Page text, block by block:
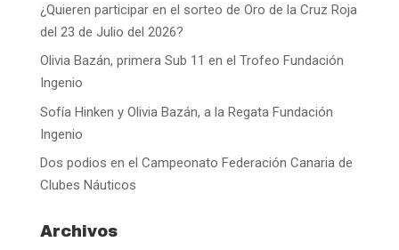
¿Quieren participar en el sorteo de Oro de la Cruz Roja
del 23 de Julio del 2026?
Olivia Bazán, primera Sub 11 en el Trofeo Fundación
Ingenio
Sofía Hinken y Olivia Bazán, a la Regata Fundación
Ingenio
Dos podios en el Campeonato Federación Canaria de
Clubes Náuticos
Archivos